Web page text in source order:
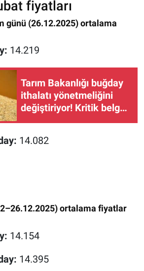
fiyatları
günü (26.12.2025) ortalama
14.219
Tarım Bakanlığı buğday
ithalatı yönetmeliğini
değiştiriyor! Kritik belge
ortaya çıktı
14.082
ortalama fiyatlar
14.154
14.395